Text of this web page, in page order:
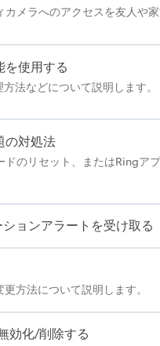
メラへのアクセスを友人や
使用する
法などについて説明します。
の対処法
のリセット、またはRingア
ョンアラートを受け取る
方法について説明します。
効化/削除する